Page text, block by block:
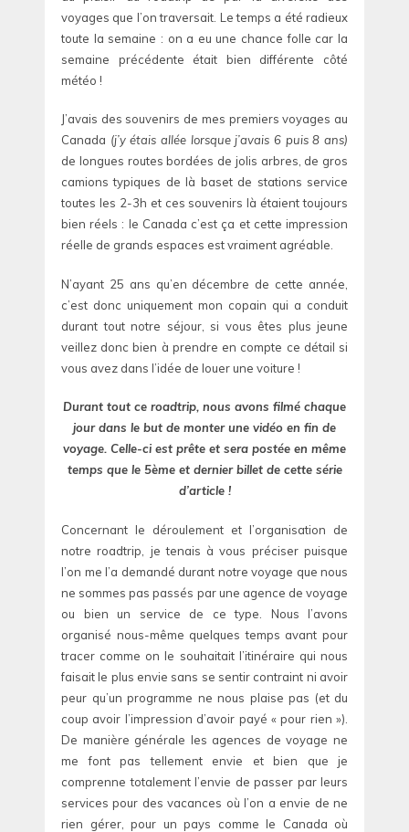
voyages que l’on traversait. Le temps a été radieux
toute la semaine : on a eu une chance folle car la
semaine précédente était bien différente côté
météo !
J’avais des souvenirs de mes premiers voyages au
Canada (j’y étais allée lorsque j’avais 6 puis 8 ans)
de longues routes bordées de jolis arbres, de gros
camions typiques de là baset de stations service
toutes les 2-3h et ces souvenirs là étaient toujours
bien réels : le Canada c’est ça et cette impression
réelle de grands espaces est vraiment agréable.
N’ayant 25 ans qu’en décembre de cette année,
c’est donc uniquement mon copain qui a conduit
durant tout notre séjour, si vous êtes plus jeune
veillez donc bien à prendre en compte ce détail si
vous avez dans l’idée de louer une voiture !
Durant tout ce roadtrip, nous avons filmé chaque
jour dans le but de monter une vidéo en fin de
voyage. Celle-ci est prête et sera postée en même
temps que le 5ème et dernier billet de cette série
d’article !
Concernant le déroulement et l’organisation de
notre roadtrip, je tenais à vous préciser puisque
l’on me l’a demandé durant notre voyage que nous
ne sommes pas passés par une agence de voyage
ou bien un service de ce type. Nous l’avons
organisé nous-même quelques temps avant pour
tracer comme on le souhaitait l’itinéraire qui nous
faisait le plus envie sans se sentir contraint ni avoir
peur qu’un programme ne nous plaise pas (et du
coup avoir l’impression d’avoir payé « pour rien »).
De manière générale les agences de voyage ne
me font pas tellement envie et bien que je
comprenne totalement l’envie de passer par leurs
services pour des vacances où l’on a envie de ne
rien gérer, pour un pays comme le Canada où